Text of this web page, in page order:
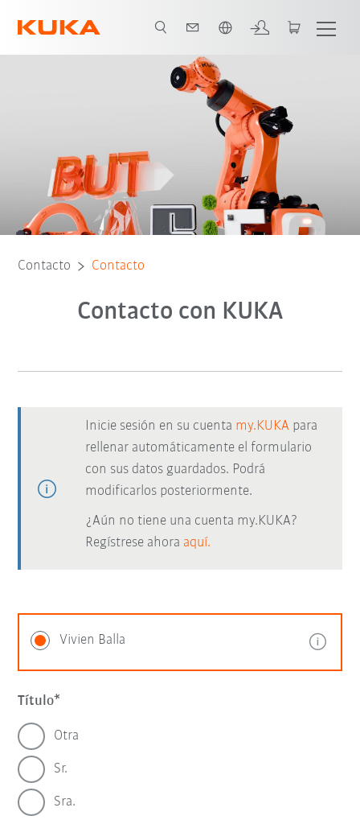
Contacto Contacto
Contacto con KUKA
Inicie sesión en su cuenta my.KUKA para
rellenar automáticamente el formulario
con sus datos guardados. Podrá
modificarlos posteriormente.
¿Aún no tiene una cuenta my.KUKA?
Regístrese ahora aquí.
Vivien Balla
Título
Otra
Sr.
Sra.